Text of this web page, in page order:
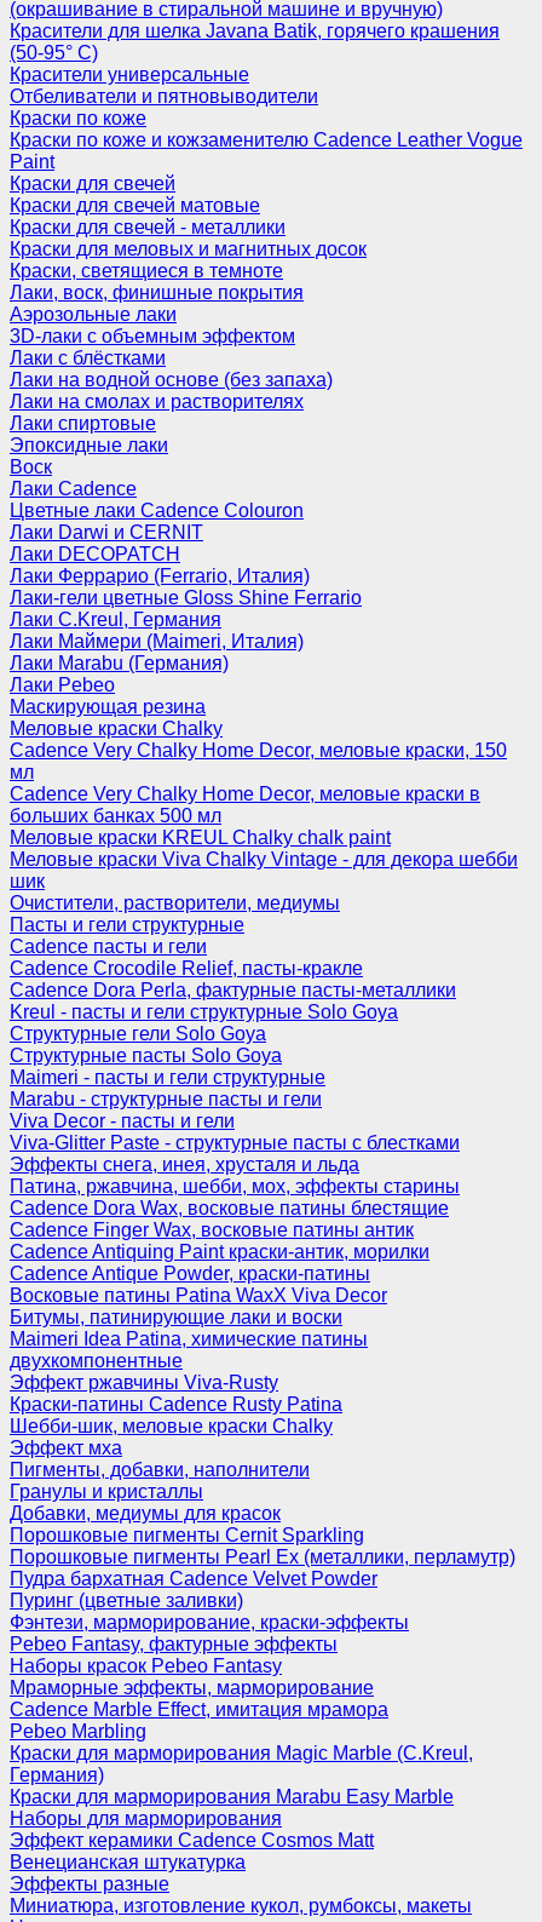
(окрашивание в стиральной машине и вручную)
Красители для шелка Javana Batik, горячего крашения
(50-95° С)
Красители универсальные
Отбеливатели и пятновыводители
Краски по коже
Краски по коже и кожзаменителю Cadence Leather Vogue
Paint
Краски для свечей
Краски для свечей матовые
Краски для свечей - металлики
Краски для меловых и магнитных досок
Краски, светящиеся в темноте
Лаки, воск, финишные покрытия
Аэрозольные лаки
3D-лаки с объемным эффектом
Лаки с блёстками
Лаки на водной основе (без запаха)
Лаки на смолах и растворителях
Лаки спиртовые
Эпоксидные лаки
Воск
Лаки Cadence
Цветные лаки Cadence Colouron
Лаки Darwi и CERNIT
Лаки DECOPATCH
Лаки Феррарио (Ferrario, Италия)
Лаки-гели цветные Gloss Shine Ferrario
Лаки C.Kreul, Германия
Лаки Маймери (Maimeri, Италия)
Лаки Marabu (Германия)
Лаки Pebeo
Маскирующая резина
Меловые краски Chalky
Cadence Very Chalky Home Decor, меловые краски, 150
мл
Cadence Very Chalky Home Decor, меловые краски в
больших банках 500 мл
Меловые краски KREUL Chalky chalk paint
Меловые краски Viva Chalky Vintage - для декора шебби
шик
Очистители, растворители, медиумы
Пасты и гели структурные
Cadence пасты и гели
Cadence Crocodile Relief, пасты-кракле
Cadence Dora Perla, фактурные пасты-металлики
Kreul - пасты и гели структурные Solo Goya
Структурные гели Solo Goya
Структурные пасты Solo Goya
Maimeri - пасты и гели структурные
Marabu - структурные пасты и гели
Viva Decor - пасты и гели
Viva-Glitter Paste - структурные пасты с блестками
Эффекты снега, инея, хрусталя и льда
Патина, ржавчина, шебби, мох, эффекты старины
Cadence Dora Wax, восковые патины блестящие
Cadence Finger Wax, восковые патины антик
Сadence Antiquing Paint краски-антик, морилки
Cadence Antique Powder, краски-патины
Восковые патины Patina WaxX Viva Decor
Битумы, патинирующие лаки и воски
Maimeri Idea Patina, химические патины
двухкомпонентные
Эффект ржавчины Viva-Rusty
Краски-патины Cadence Rusty Patina
Шебби-шик, меловые краски Chalky
Эффект мха
Пигменты, добавки, наполнители
Гранулы и кристаллы
Добавки, медиумы для красок
Порошковые пигменты Cernit Sparkling
Порошковые пигменты Pearl Ex (металлики, перламутр)
Пудра бархатная Cadence Velvet Powder
Пуринг (цветные заливки)
Фэнтези, марморирование, краски-эффекты
Pebeo Fantasy, фактурные эффекты
Наборы красок Pebeo Fantasy
Мраморные эффекты, марморирование
Cadence Marble Effect, имитация мрамора
Pebeo Marbling
Краски для марморирования Magic Marble (C.Kreul,
Германия)
Краски для марморирования Marabu Easy Marble
Наборы для марморирования
Эффект керамики Cadence Cosmos Matt
Венецианская штукатурка
Эффекты разные
Миниатюра, изготовление кукол, румбоксы, макеты